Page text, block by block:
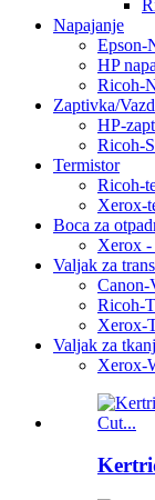
Napajanje
Epson-
HP
Ricoh-
Zaptivka/
HP-
Ricoh-
Termistor
Ricoh-
Xerox-
Boca za
Xerox -
Valjak za
Canon-
Ricoh-
Xerox-
Valjak za
Xerox-